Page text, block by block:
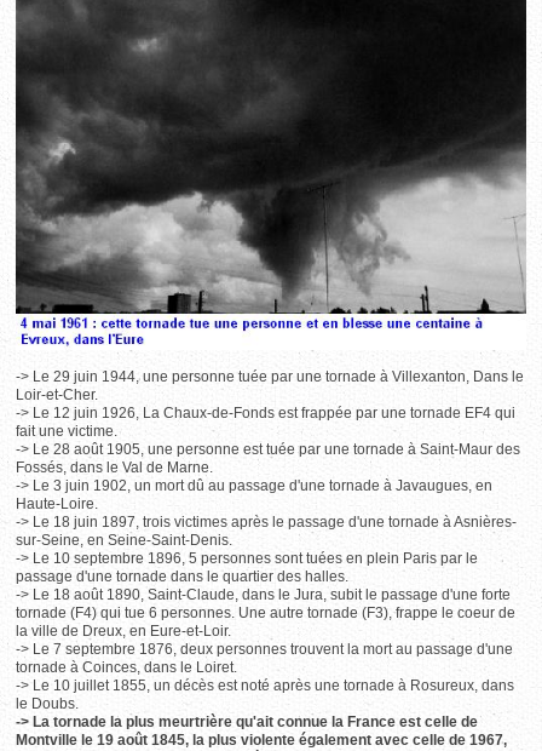
-> Le 29 juin 1944, une personne tuée par une tornade à Villexanton, Dans le
Loir-et-Cher.
-> Le 12 juin 1926, La Chaux-de-Fonds est frappée par une tornade EF4 qui
fait une victime.
-> Le 28 août 1905, une personne est tuée par une tornade à Saint-Maur des
Fossés, dans le Val de Marne.
-> Le 3 juin 1902, un mort dû au passage d'une tornade à Javaugues, en
Haute-Loire.
-> Le 18 juin 1897, trois victimes après le passage d'une tornade à Asnières-
sur-Seine, en Seine-Saint-Denis.
-> Le 10 septembre 1896, 5 personnes sont tuées en plein Paris par le
passage d'une tornade dans le quartier des halles.
-> Le 18 août 1890, Saint-Claude, dans le Jura, subit le passage d'une forte
tornade (F4) qui tue 6 personnes. Une autre tornade (F3), frappe le coeur de
la ville de Dreux, en Eure-et-Loir.
-> Le 7 septembre 1876, deux personnes trouvent la mort au passage d'une
tornade à Coinces, dans le Loiret.
-> Le 10 juillet 1855, un décès est noté après une tornade à Rosureux, dans
le Doubs.
-> La tornade la plus meurtrière qu'ait connue la France est celle de
Montville le 19 août 1845, la plus violente également avec celle de 1967,